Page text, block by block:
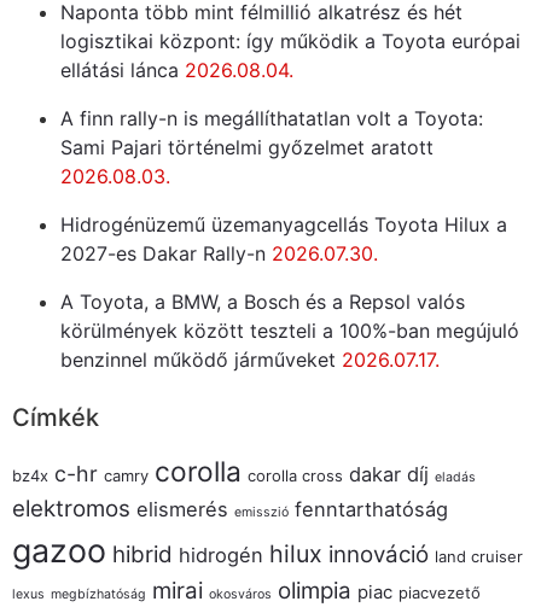
Naponta több mint félmillió alkatrész és hét
logisztikai központ: így működik a Toyota európai
ellátási lánca 2026.08.04.
A finn rally-n is megállíthatatlan volt a Toyota:
Sami Pajari történelmi győzelmet aratott
2026.08.03.
Hidrogénüzemű üzemanyagcellás Toyota Hilux a
2027-es Dakar Rally-n 2026.07.30.
A Toyota, a BMW, a Bosch és a Repsol valós
körülmények között teszteli a 100%-ban megújuló
benzinnel működő járműveket 2026.07.17.
Címkék
bz4x c-hr camry corolla corolla cross dakar díj eladás
elektromos elismerés emisszió fenntarthatóság
gazoo hibrid hidrogén hilux innováció land cruiser
lexus megbízhatóság mirai okosváros olimpia piac piacvezető